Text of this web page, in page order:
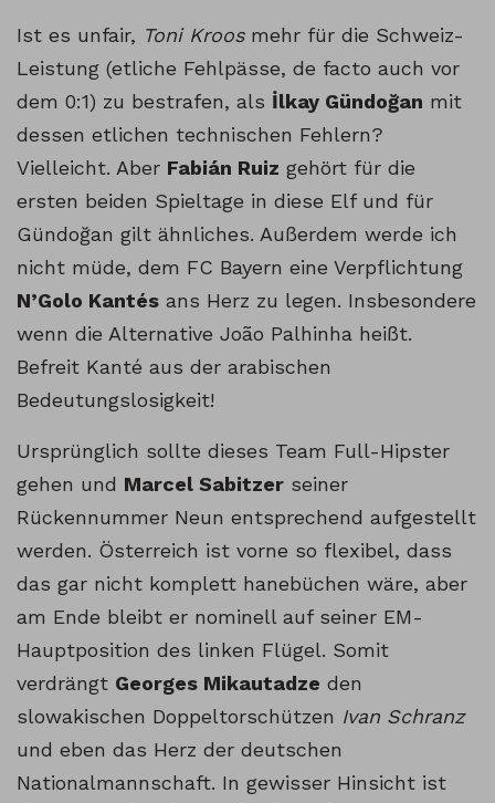
Ist es unfair, Toni Kroosmehr für die Schweiz-
Leistung (etliche Fehlpässe, de facto auch vor
dem 0:1) zu bestrafen, als İlkay Gündoğan mit
dessen etlichen technischen Fehlern?
Vielleicht. Aber Fabián Ruiz gehört für die
ersten beiden Spieltage in diese Elf und für
Gündoğan gilt ähnliches. Außerdem werde ich
nicht müde, dem FC Bayern eine Verpflichtung
N’Golo Kantés ans Herz zu legen. Insbesondere
wenn die Alternative João Palhinha heißt.
Befreit Kanté aus der arabischen
Bedeutungslosigkeit!
Ursprünglich sollte dieses Team Full-Hipster
gehen und Marcel Sabitzer seiner
Rückennummer Neun entsprechend aufgestellt
werden. Österreich ist vorne so flexibel, dass
das gar nicht komplett hanebüchen wäre, aber
am Ende bleibt er nominell auf seiner EM-
Hauptposition des linken Flügel. Somit
verdrängt Georges Mikautadze den
slowakischen Doppeltorschützen Ivan Schranz
und eben das Herz der deutschen
Nationalmannschaft. In gewisser Hinsicht ist